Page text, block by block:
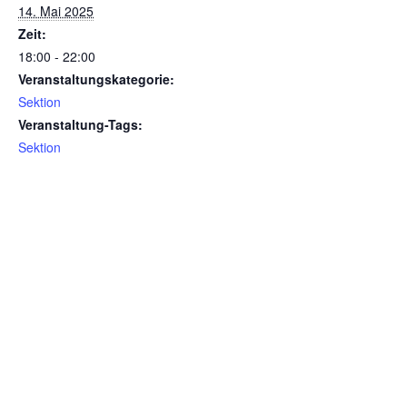
Sektion Am Wenzenbach
Sektionsliga Ergebnisse
14. Mai 2025
Zeit:
18:00 - 22:00
Veranstaltungskategorie:
Sektion
Veranstaltung-Tags:
Sektion